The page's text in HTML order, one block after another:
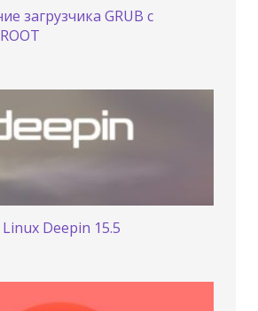
загрузчика GRUB с
Deepin 15.5